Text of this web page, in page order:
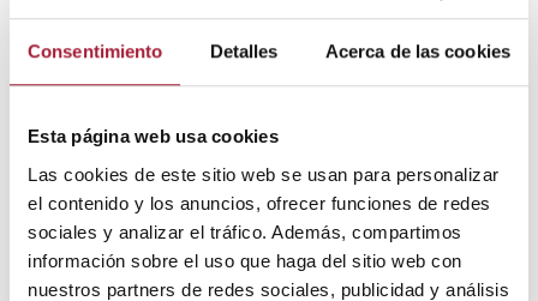
Consentimiento Detalles Acerca de las cookies
Esta página web usa cookies
Las cookies de este sitio web se usan para personalizar
el contenido y los anuncios, ofrecer funciones de redes
sociales y analizar el tráfico. Además, compartimos
información sobre el uso que haga del sitio web con
nuestros partners de redes sociales, publicidad y análisis
formación.
Redacción.
<https://www.mayoclinic.org/es-es/diseases-
conditions/stretch-marks/symptoms-causes/syc-
20351139
Redacción. Can you get rid of strech marks?[en
línea]. WebMD Medical Reference, 2017.